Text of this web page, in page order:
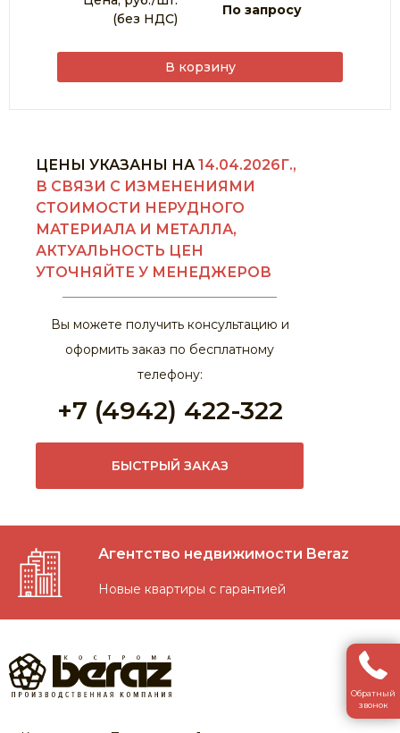
(без НДС)
По запросу
В корзину
ЦЕНЫ УКАЗАНЫ НА14.04.2026Г.,
В СВЯЗИ С ИЗМЕНЕНИЯМИ
СТОИМОСТИ НЕРУДНОГО
МАТЕРИАЛА И МЕТАЛЛА,
АКТУАЛЬНОСТЬ ЦЕН
УТОЧНЯЙТЕ У МЕНЕДЖЕРОВ
Вы можете получить консультацию и
оформить заказ по бесплатному
телефону:
+7 (4942) 422-322
БЫСТРЫЙ ЗАКАЗ
Агентство недвижимости Beraz
Новые квартиры с гарантией
Обратный
звонок